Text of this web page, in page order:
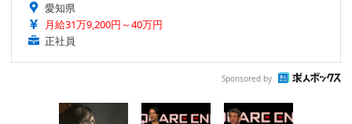
愛知県
月給31万9,200円～40万円
正社員
Sponsored by